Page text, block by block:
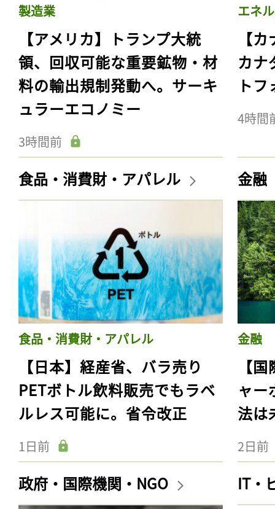
製造業
【アメリカ】トランプ大統
領、回収可能な重要鉱物・材
料の輸出規制発動へ。サーキ
ュラーエコノミー
3時間前
エネ
【
カナ
ト
4時間
食品・消費財・アパレル
食品・消費財・アパレル
【日本】経産省、バラ売り
PETボトル飲料販売でもラベ
ルレス可能に。省令改正
1日前
金融
金融
【
ャー
法は
2日前
政府・国際機関・NGO IT・